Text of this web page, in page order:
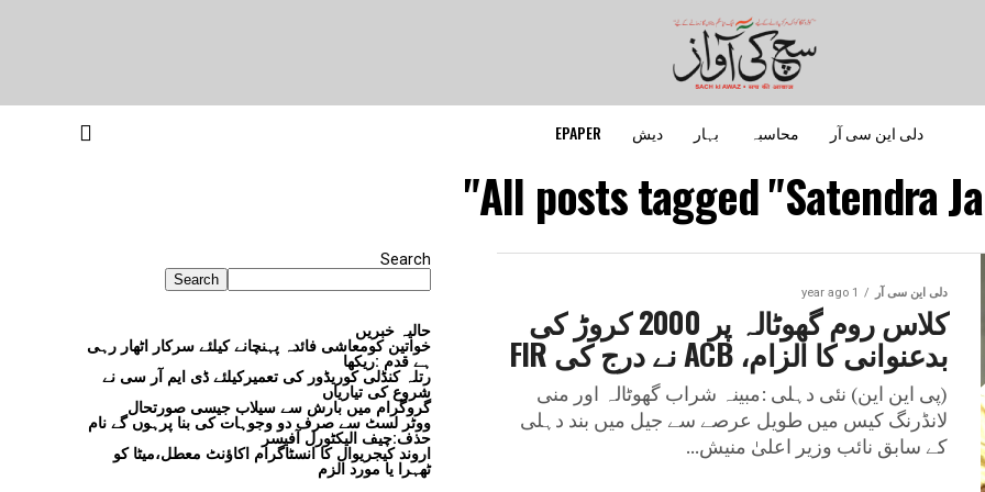
دلی این سی آر محاسبہ بہار دیش EPAPER
All posts tagged "Satendra
دلی این سی آر 1 year ago
کلاس روم گھوٹالہ پر 2000 کروڑ کی
بدعنوانی کا الزام، ACB نے درج کی FIR
(پی این این) نئی دہلی :مبینہ شراب گھوٹالہ اور منی
لانڈرنگ کیس میں طویل عرصے سے جیل میں بند دہلی
کے سابق نائب وزیر اعلیٰ منیش...
Search
Search
حالیہ خبریں
خواتین کومعاشی فائدہ پہنچانے کیلئے سرکار اٹھار رہی
ہے قدم :ریکھا
رتلہ کنڈلی کوریڈور کی تعمیرکیلئے ڈی ایم آر سی نے
شروع کی تیاریاں
گروگرام میں بارش سے سیلاب جیسی صورتحال
ووٹر لسٹ سے صرف دو وجوہات کی بنا پرہوں گے نام
حذف:چیف الیکٹورل آفیسر
اروند کیجریوال کا انسٹاگرام اکاؤنٹ معطل،میٹا کو
ٹھہرا یا مورد الزم